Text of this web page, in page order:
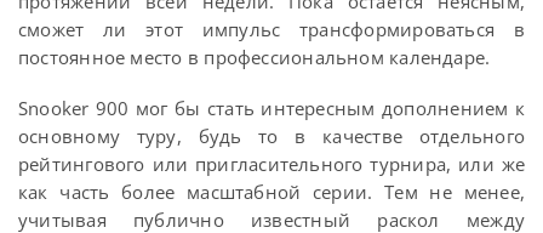
сможет ли этот импульс трансформироваться в
постоянное место в профессиональном календаре.
Snooker 900 мог бы стать интересным дополнением к
основному туру, будь то в качестве отдельного
рейтингового или пригласительного турнира, или же
как часть более масштабной серии. Тем не менее,
учитывая публично известный раскол между